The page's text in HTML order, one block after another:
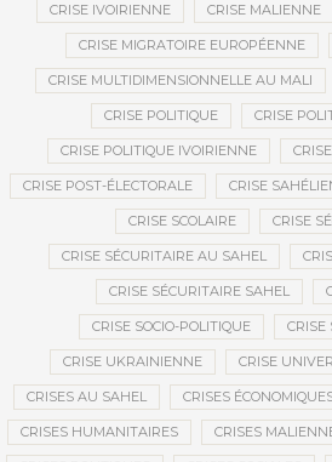
CRISE IVOIRIENNE CRISE MALIENNE
CRISE MIGRATOIRE EUROPÉENNE
CRISE MULTIDIMENSIONNELLE AU MALI
CRISE POLITIQUE CRISE
CRISE POLITIQUE IVOIRIENNE
CRISE POST-ÉLECTORALE CRISE
CRISE SCOLAIRE CRISE
CRISE SÉCURITAIRE AU SAHEL
CRISE SÉCURITAIRE SAHEL
CRISE SOCIO-POLITIQUE CRISE
CRISE UKRAINIENNE CRISE
CRISES AU SAHEL CRISES
CRISES HUMANITAIRES CRISES